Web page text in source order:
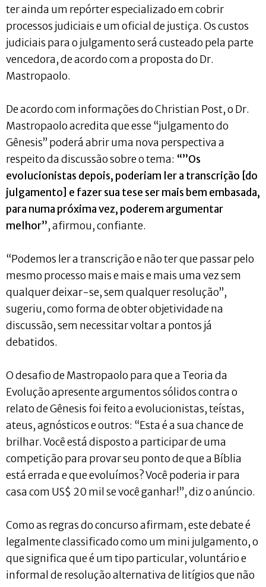
ter ainda um repórter especializado em cobrir
processos judiciais e um oficial de justiça. Os custos
judiciais para o julgamento será custeado pela parte
vencedora, de acordo com a proposta do Dr.
Mastropaolo.
De acordo com informações do Christian Post, o Dr.
Mastropaolo acredita que esse “julgamento do
Gênesis” poderá abrir uma nova perspectiva a
respeito da discussão sobre o tema: “”Os
evolucionistas depois, poderiam ler a transcrição [do
julgamento] e fazer sua tese ser mais bem embasada,
para numa próxima vez, poderem argumentar
melhor”, afirmou, confiante.
“Podemos ler a transcrição e não ter que passar pelo
mesmo processo mais e mais e mais uma vez sem
qualquer deixar-se, sem qualquer resolução”,
sugeriu, como forma de obter objetividade na
discussão, sem necessitar voltar a pontos já
debatidos.
O desafio de Mastropaolo para que a Teoria da
Evolução apresente argumentos sólidos contra o
relato de Gênesis foi feito a evolucionistas, teístas,
ateus, agnósticos e outros: “Esta é a sua chance de
brilhar. Você está disposto a participar de uma
competição para provar seu ponto de que a Bíblia
está errada e que evoluímos? Você poderia ir para
casa com US$ 20 mil se você ganhar!”, diz o anúncio.
Como as regras do concurso afirmam, este debate é
legalmente classificado como um mini julgamento, o
que significa que é um tipo particular, voluntário e
informal de resolução alternativa de litígios que não